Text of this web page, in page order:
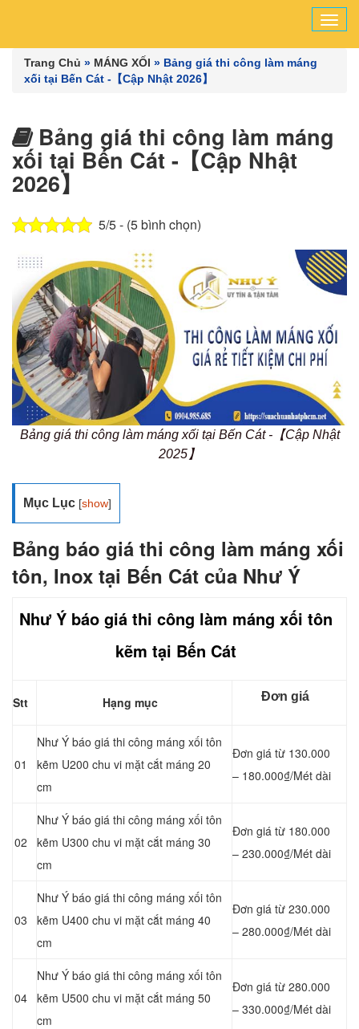
Trang Chủ » MÁNG XỐI » Bảng giá thi công làm máng
xối tại Bến Cát -【Cập Nhật 2026】
Bảng giá thi công làm máng
xối tại Bến Cát -【Cập Nhật
2026】
5/5 - (5 bình chọn)
Bảng giá thi công làm máng xối tại Bến Cát -【Cập Nhật
2025】
Mục Lục [show]
Bảng báo giá thi công làm máng xối
tôn, Inox tại Bến Cát của Như Ý
Như Ý báo giá thi công làm máng xối tôn
kẽm tại Bến Cát
Stt Hạng mục Đơn giá
01
Như Ý báo giá thi công máng xối tôn
kẽm U200 chu vi mặt cắt máng 20
cm
Đơn giá từ 130.000
– 180.000₫/Mét dài
02
Như Ý báo giá thi công máng xối tôn
kẽm U300 chu vi mặt cắt máng 30
cm
Đơn giá từ 180.000
– 230.000₫/Mét dài
03
Như Ý báo giá thi công máng xối tôn
kẽm U400 chu vi mặt cắt máng 40
cm
Đơn giá từ 230.000
– 280.000₫/Mét dài
04
Như Ý báo giá thi công máng xối tôn
kẽm U500 chu vi mặt cắt máng 50
cm
Đơn giá từ 280.000
– 330.000₫/Mét dài